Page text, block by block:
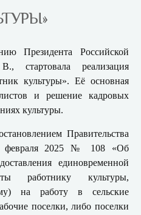
Президента Российской
стартовала реализация
культуры». Её основная
и решение кадровых
культуры.
Правительства
февраля 2025 № 108 «Об
единовременной
работнику культуры,
на работу в сельские
поселки, либо поселки